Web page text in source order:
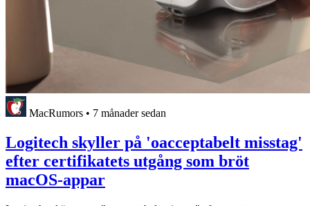
MacRumors • 7 månader sedan
Logitech skyller på 'oacceptabelt misstag'
efter certifikatets utgång som bröt
macOS-appar